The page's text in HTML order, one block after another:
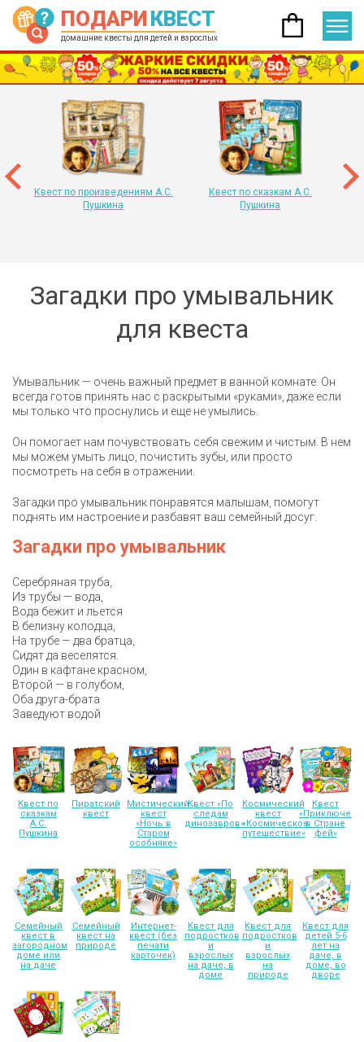
ПОДАРИКВЕСТ
домашние квесты для детей и взрослых
Квест по произведениям А.С.
Пушкина
Квест по сказкам А.С.
Пушкина
Загадки про умывальник
для квеста
Умывальник — очень важный предмет в ванной комнате. Он
всегда готов принять нас с раскрытыми «руками», даже если
мы только что проснулись и еще не умылись.
Он помогает нам почувствовать себя свежим и чистым. В нем
мы можем умыть лицо, почистить зубы, или просто
посмотреть на себя в отражении.
Загадки про умывальник понравятся малышам, помогут
поднять им настроение и разбавят ваш семейный досуг.
Загадки про умывальник
Серебряная труба,
Из трубы — вода,
Вода бежит и льется
В белизну колодца,
На трубе — два братца,
Сидят да веселятся.
Один в кафтане красном,
Второй — в голубом,
Оба друга-брата
Заведуют водой
Квест по
сказкам
А.С.
Пушкина
Пиратский
квест
Мистический
квест
«Ночь в
Старом
особняке»
Квест «По
следам
динозавров»
Космический
квест
«Космическое
путешествие»
Квест
в Стране
фей»
Семейный
квест в
загородном
доме или
на даче
Семейный
квест на
природе
Интернет-
квест (без
печати
карточек)
Квест для
подростков
и
взрослых
на даче, в
доме
Квест для
подростков
и
взрослых
на
природе
Квест для
детей 5-6
лет на
даче, в
доме, во
дворе